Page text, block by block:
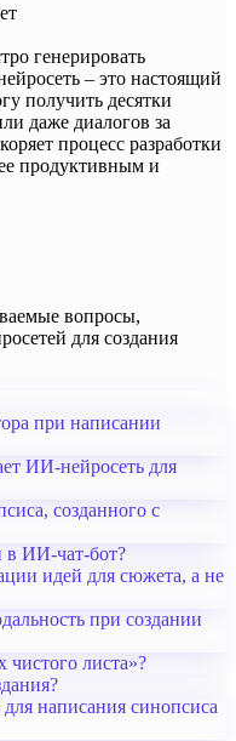
генерировать
– это настоящий
получить десятки
даже диалогов за
процесс разработки
продуктивным и
вопросы,
для создания
при написании
ИИ-нейросеть для
созданного с
в ИИ-чат-бот?
идей для сюжета, а не
при создании
чистого листа»?
написания синопсиса